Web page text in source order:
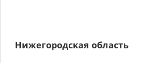
Нижегородская область